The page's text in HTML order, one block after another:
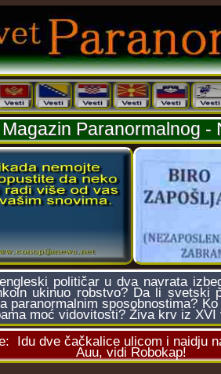
Magazin Paranormalnog -
političar u dva navrata
ukinuo robstvo? Da li svetski
paranormalnim sposobnostima?
moć vidovitosti? Živa krv iz XVI
Idu dve čačkalice ulicom i naidju
Auu, vidi Robokap!